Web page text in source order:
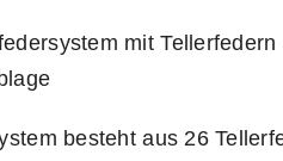
mit
besteht aus 26